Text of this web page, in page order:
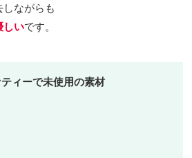
ながらも
しいです。
ィーで未使用の素材